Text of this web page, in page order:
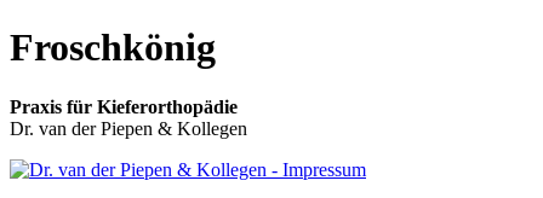
Froschkönig
Praxis für Kieferorthopädie
Dr. van der Piepen & Kollegen